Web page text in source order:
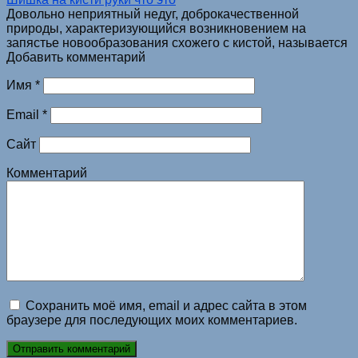
Довольно неприятный недуг, доброкачественной
природы, характеризующийся возникновением на
запястье новообразования схожего с кистой, называется
Добавить комментарий
Имя *
Email *
Сайт
Комментарий
Сохранить моё имя, email и адрес сайта в этом
браузере для последующих моих комментариев.